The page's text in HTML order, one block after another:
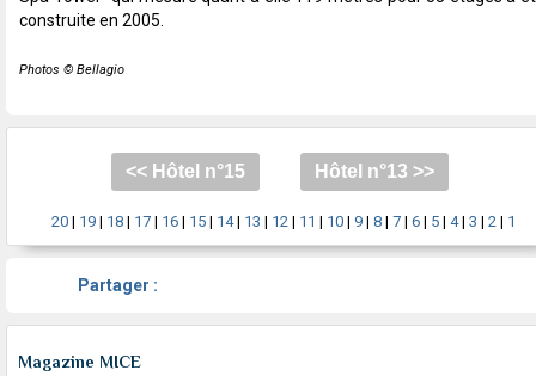
construite en 2005.
Photos © Bellagio
<< Hôtel n°15 Hôtel n°13 >>
20 | 19 | 18 | 17 | 16 | 15 | 14| 13 | 12 | 11 | 10 | 9 | 8 | 7 | 6 | 5 | 4| 3 | 2 | 1
Partager :
Magazine MICE